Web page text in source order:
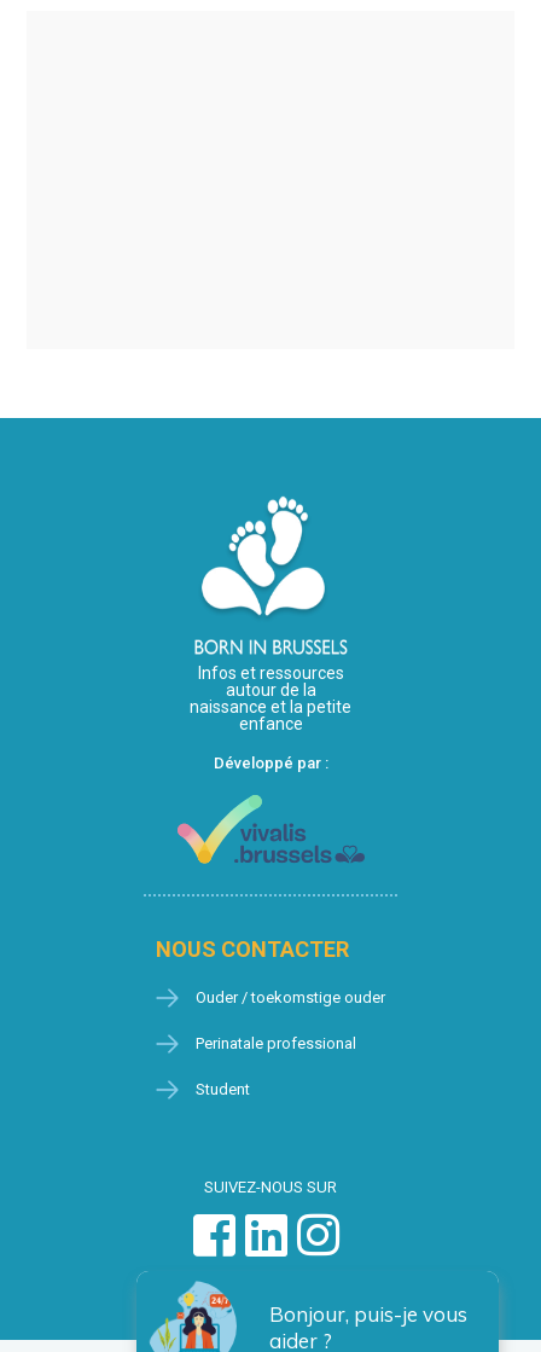
Infos et ressources
autour de la
naissance et la petite
enfance
Développé par :
NOUS CONTACTER
Ouder / toekomstige ouder
Perinatale professional
Student
SUIVEZ-NOUS SUR
Bonjour, puis-je vous
aider ?